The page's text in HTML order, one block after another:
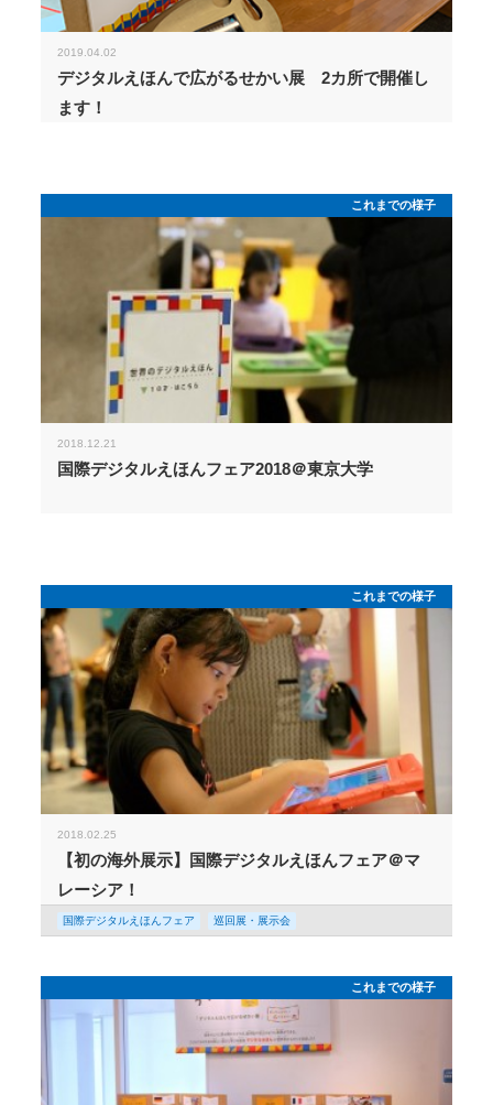
2019.04.02
デジタルえほんで広がるせかい展 2カ所で開催し
ます！
これまでの様子
2018.12.21
国際デジタルえほんフェア2018＠東京大学
これまでの様子
2018.02.25
【初の海外展示】国際デジタルえほんフェア＠マ
レーシア！
国際デジタルえほんフェア 巡回展・展示会
これまでの様子